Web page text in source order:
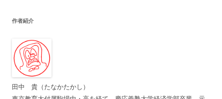
ー
ョ
ン
作者紹介
田中 貴（たなかたかし）